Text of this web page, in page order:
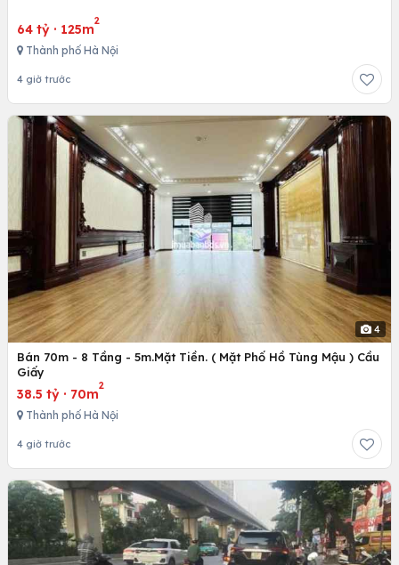
64 tỷ · 125m
2
Thành phố Hà Nội
4 giờ trước
4
Bán 70m - 8 Tầng - 5m.Mặt Tiền. ( Mặt Phố Hồ Tùng Mậu ) Cầu
Giấy
38.5 tỷ · 70m
2
Thành phố Hà Nội
4 giờ trước